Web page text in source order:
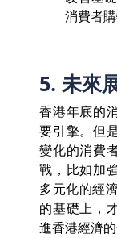
消費者購
5. 未來
香港年底的
要引擎。但
變化的消費
戰，比如加
多元化的經
的基礎上，
進香港經濟